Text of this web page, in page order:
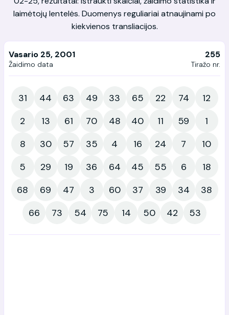
laimėtojų lentelės. Duomenys reguliariai atnaujinami po
kiekvienos transliacijos.
Vasario 25, 2001
Žaidimo data
255
Tiražo nr.
31 44 63 49 33 65 22 74
12
2
13 61 70 48 40 11 59
1
8
30 57 35 4 16 24 7
10
5
29 19 36 64 45 55 6
18
68
69 47 3 60 37 39 34
38
66
73 54 75 14 50 42 53